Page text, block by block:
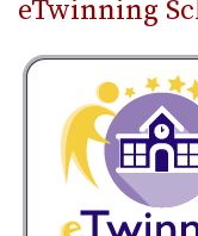
eTwinning